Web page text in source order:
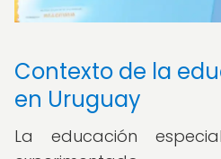
Contexto de la
en Uruguay
La educación